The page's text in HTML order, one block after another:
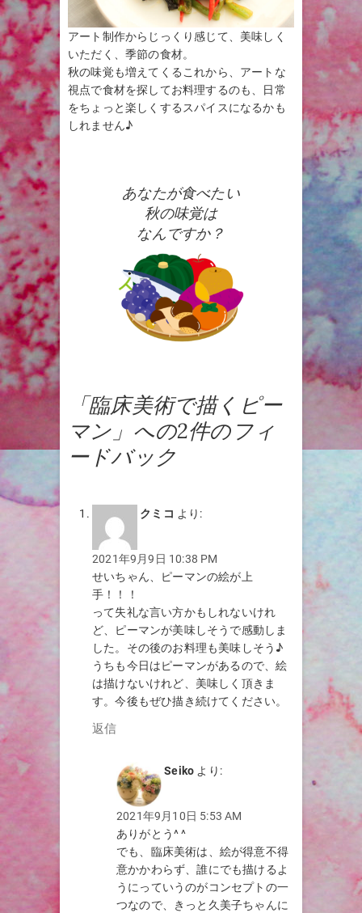
アート制作からじっくり感じて、美味しく
いただく、季節の食材。
秋の味覚も増えてくるこれから、アートな
視点で食材を探してお料理するのも、日常
をちょっと楽しくするスパイスになるかも
しれません♪
あなたが食べたい
秋の味覚は
なんですか？
「臨床美術で描くピー
マン」への2件のフィ
ードバック
クミコ より:
2021年9月9日 10:38 PM
せいちゃん、ピーマンの絵が上
手！！！
って失礼な言い方かもしれないけれ
ど、ピーマンが美味しそうで感動しま
した。その後のお料理も美味しそう♪
うちも今日はピーマンがあるので、絵
は描けないけれど、美味しく頂きま
す。今後もぜひ描き続けてください。
返信
Seiko より:
2021年9月10日 5:53 AM
ありがとう^ ^
でも、臨床美術は、絵が得意不得
意かかわらず、誰にでも描けるよ
うにっていうのがコンセプトの一
つなので、きっと久美子ちゃんに